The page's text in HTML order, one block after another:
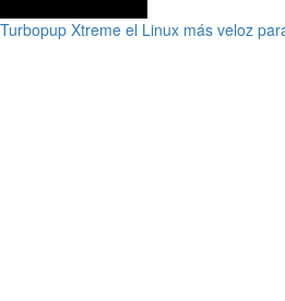
Turbopup Xtreme el Linux más veloz